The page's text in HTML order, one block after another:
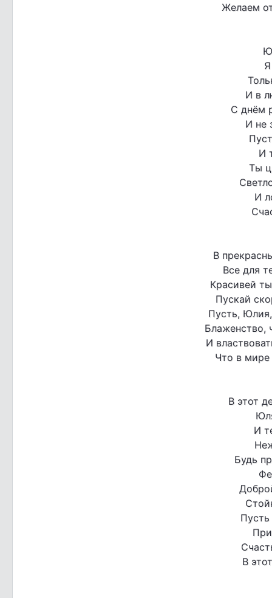
Желаем
И в
С днём
И не
И
Ты
И
В
Все для
Красивей
Пускай
Пусть,
Блаженство,
И
Что в
В этот
И
Будь
Пусть
В